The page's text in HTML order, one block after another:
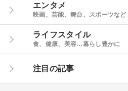
エンタメ
映画、芸能、舞台、スポーツなど
ライフスタイル
食、健康、美容…暮らし豊かに
注目の記事